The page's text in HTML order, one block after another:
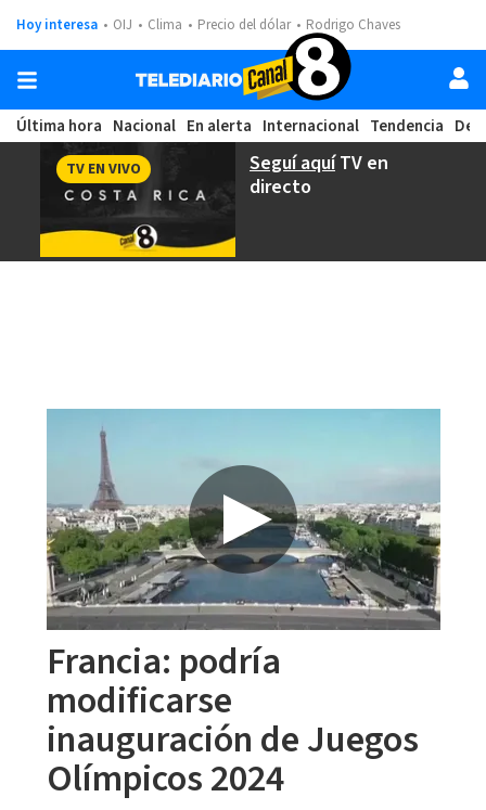
Hoy interesa OIJ Clima Precio del dólar Rodrigo Chaves
Última hora Nacional En alerta Internacional Tendencia
Seguí aquíTV en
directo
TV EN VIVO
Francia: podría
modificarse
inauguración de Juegos
Olímpicos 2024